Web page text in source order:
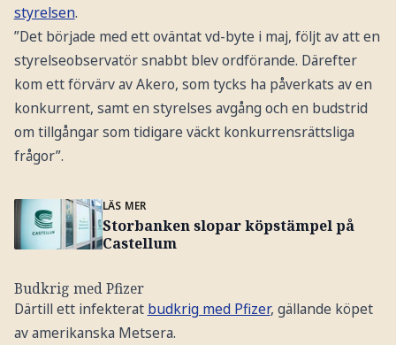
styrelsen.
”Det började med ett oväntat vd-byte i maj, följt av att en
styrelseobservatör snabbt blev ordförande. Därefter
kom ett förvärv av Akero, som tycks ha påverkats av en
konkurrent, samt en styrelses avgång och en budstrid
om tillgångar som tidigare väckt konkurrensrättsliga
frågor”.
LÄS MER
Storbanken slopar köpstämpel på
Castellum
Budkrig med Pfizer
Därtill ett infekterat budkrig med Pfizer, gällande köpet
av amerikanska Metsera.